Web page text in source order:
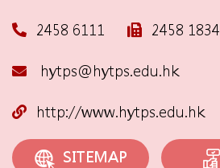
2458 6111 2458 1834
hytps@hytps.edu.hk
http://www.hytps.edu.hk
SITEMAP